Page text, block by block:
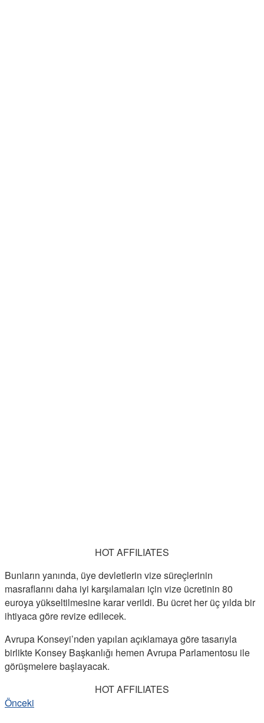
HOT AFFILIATES
Bunların yanında, üye devletlerin vize süreçlerinin
masraflarını daha iyi karşılamaları için vize ücretinin 80
euroya yükseltilmesine karar verildi. Bu ücret her üç yılda bir
ihtiyaca göre revize edilecek.
Avrupa Konseyi’nden yapılan açıklamaya göre tasarıyla
birlikte Konsey Başkanlığı hemen Avrupa Parlamentosu ile
görüşmelere başlayacak.
HOT AFFILIATES
Önceki